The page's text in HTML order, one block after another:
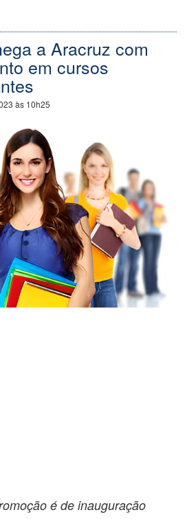
a Aracruz com
em cursos
às 10h25
é de inauguração